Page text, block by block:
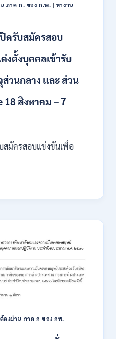
ภาค ก. ของ ก.พ. | หางาน
ดรับสมัครสอบ
งตั้งบุคคลเข้ารับ
ส่วนกลาง และ ส่วน
สิงหาคม – 7
สมัครสอบแข่งขันเพื่อ
องผ่าน ภาค ก ของ กพ.